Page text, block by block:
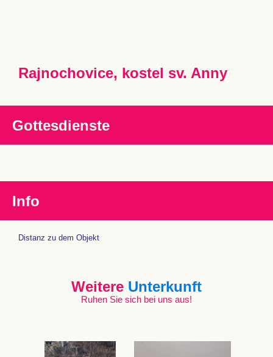
Rajnochovice, kostel sv. Anny
Gottesdienste
Info
Distanz zu dem Objekt
Weitere Unterkunft
Ruhen Sie sich bei uns aus!